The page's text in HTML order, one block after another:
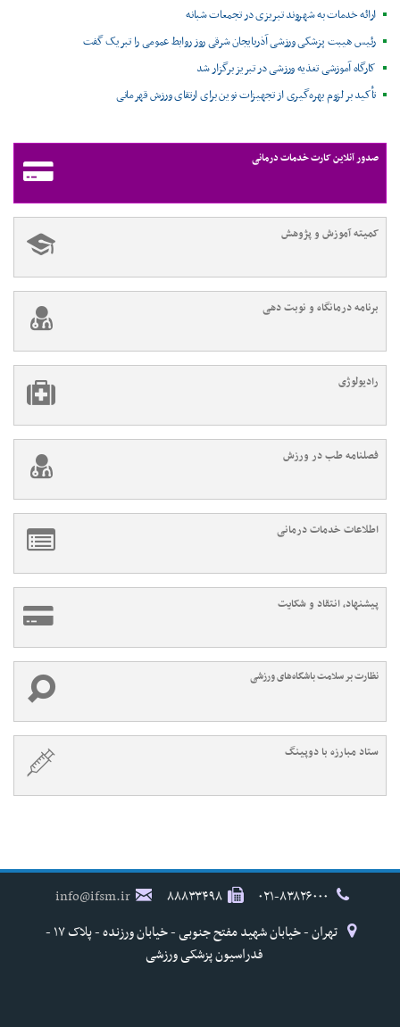
ارائه خدمات به شهروند تبریزی در تجمعات شبانه
رئیس هیبت پزشکی ورزشی آذربایجان شرقی روز روابط عمومی را تبریک گفت
کارگاه آموزشی تغذیه ورزشی در تبریز برگزار شد
تأکید بر لزوم بهره‌گیری از تجهیزات نوین برای ارتقای ورزش قهرمانی
صدور آنلاین کارت خدمات درمانی
کمیته آموزش و پژوهش
برنامه درمانگاه و نوبت دهی
رادیولوژی
فصلنامه طب در ورزش
اطلاعات خدمات درمانی
پیشنهاد، انتقاد و شکایت
نظارت بر سلامت باشگاه‌های ورزشی
ستاد مبارزه با دوپینگ
۸۸۸۳۳۴۹۸
info@ifsm.ir
تهران - خیابان شهید مفتح جنوبی - خیابان ورزنده - پلاک ۱۷ -
فدراسیون پزشکی ورزشی